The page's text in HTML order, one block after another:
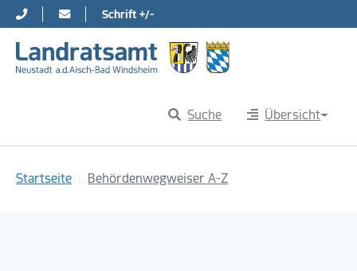
Direkt zur Hauptnavigation springen
Direkt zum Inhalt springen
Schrift +/-
Suche Übersicht
Startseite Behördenwegweiser A-Z